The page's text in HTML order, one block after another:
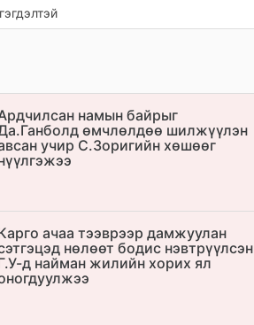
намын байрыг
өмчлөлдөө шилжүүлэн
учир С.Зоригийн хөшөөг
ачаа тээврээр дамжуулан
нөлөөт бодис нэвтрүүлсэн
д найман жилийн хорих ял